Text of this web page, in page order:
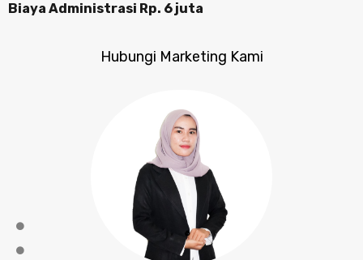
Biaya Administrasi Rp. 6 juta
Hubungi Marketing Kami